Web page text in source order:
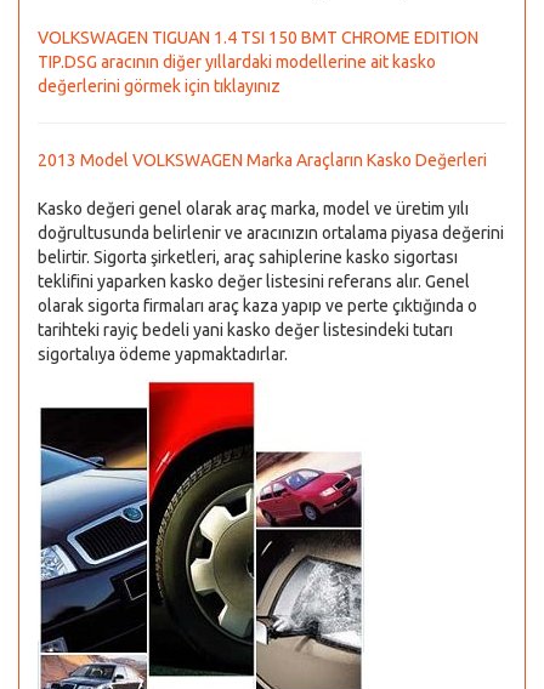
VOLKSWAGEN TIGUAN 1.4 TSI 150 BMT CHROME EDITION
TIP.DSG aracının diğer yıllardaki modellerine ait kasko
değerlerini görmek için tıklayınız
2013 Model VOLKSWAGEN Marka Araçların Kasko Değerleri
Kasko değeri genel olarak araç marka, model ve üretim yılı
doğrultusunda belirlenir ve aracınızın ortalama piyasa değerini
belirtir. Sigorta şirketleri, araç sahiplerine kasko sigortası
teklifini yaparken kasko değer listesini referans alır. Genel
olarak sigorta firmaları araç kaza yapıp ve perte çıktığında o
tarihteki rayiç bedeli yani kasko değer listesindeki tutarı
sigortalıya ödeme yapmaktadırlar.